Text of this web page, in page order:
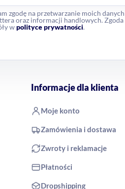
zgodę na przetwarzanie moich
oraz informacji handlowych.
wpolityce prywatności.
Informacje dla klienta
Moje konto
Zamówienia i dostawa
Zwroty i reklamacje
Płatności
Dropshipping